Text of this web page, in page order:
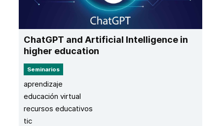
ChatGPT and Artificial Intelligence in
higher education
Seminarios
aprendizaje
educación virtual
recursos educativos
tic